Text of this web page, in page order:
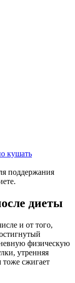
кушать
поддержания
диеты
и от того,
физическую
утренняя
тоже сжигает